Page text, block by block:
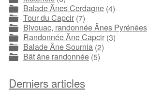
Balade Ânes Cerdagne (4)
Tour du Capcir (7)
Bivouac, randonnée Ânes Pyrénées
Randonnée Âne Capcir (3)
Balade Âne Sournia (2)
Bât âne randonnée (5)
Derniers articles